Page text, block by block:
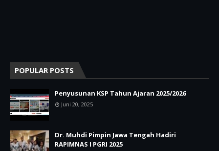
POPULAR POSTS
Penyusunan KSP Tahun Ajaran 2025/2026
Juni 20, 2025
Dr. Muhdi Pimpin Jawa Tengah Hadiri
RAPIMNAS I PGRI 2025